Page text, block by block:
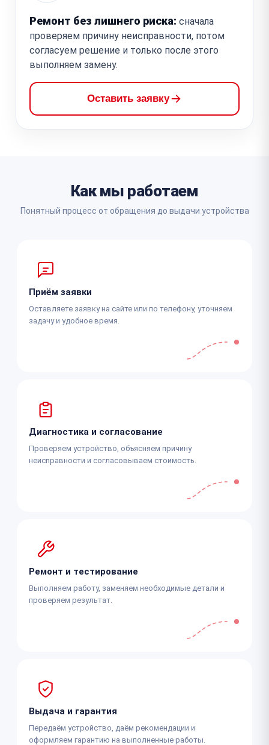
Ремонт без лишнего риска: сначала
проверяем причину неисправности, потом
согласуем решение и только после этого
выполняем замену.
Оставить заявку
Как мы работаем
Понятный процесс от обращения до выдачи устройства
Приём заявки
Оставляете заявку на сайте или по телефону, уточняем
задачу и удобное время.
Диагностика и согласование
Проверяем устройство, объясняем причину
неисправности и согласовываем стоимость.
Ремонт и тестирование
Выполняем работу, заменяем необходимые детали и
проверяем результат.
Выдача и гарантия
Передаём устройство, даём рекомендации и
оформляем гарантию на выполненные работы.